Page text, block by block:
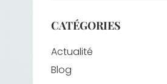
CATÉGORIES
Actualité
Blog